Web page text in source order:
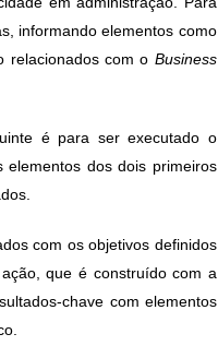
informando elementos como
relacionados com o Business
é para ser executado o
dos dois primeiros
com os objetivos definidos
que é construído com a
chave com elementos